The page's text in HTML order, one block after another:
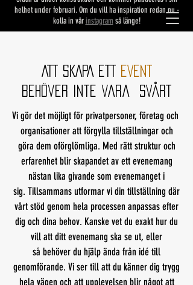
helhet under februari.Om du vill ha inspiration redan nu -
kolla in vårinstagram så länge!
ATT SKAPA ETT
EVENT
behöver inte vara SVÅRT
Vi gör det möjligt för privatpersoner, företag och
organisationer att förgylla tillställningar och
göra dem oförglömliga. Med rätt struktur och
erfarenhet blir skapandet av ett evenemang
nästan lika givande som evenemanget i
sig. Tillsammans utformar vi din tillställning där
vårt stöd genom hela processen anpassas efter
dig och dina behov. Kanske vet du exakt hur du
vill att ditt evenemang ska se ut, eller
så behöver du hjälp ända från idé till
genomförande. Vi ser till att du känner dig trygg
hela vägen och att upplevelsen blir något att